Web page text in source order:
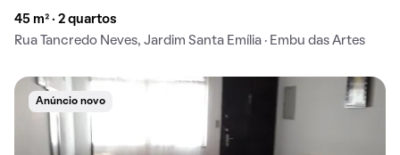
45 m² · 2 quartos
Rua Tancredo Neves, Jardim Santa Emília · Embu das Artes
Anúncio novo